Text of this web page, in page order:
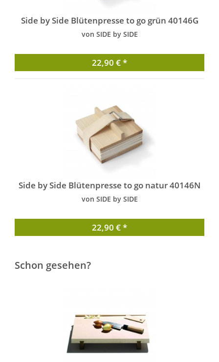
Side by Side Blütenpresse to go grün 40146G
von SIDE by SIDE
22,90 € *
Side by Side Blütenpresse to go natur 40146N
von SIDE by SIDE
22,90 € *
Schon gesehen?